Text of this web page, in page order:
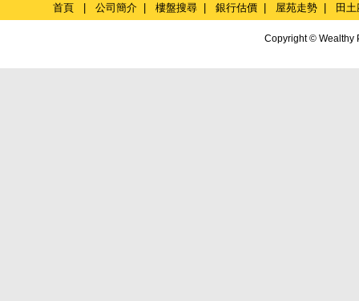
首頁 公司簡介 樓盤搜尋 銀行估價 屋苑走勢 田
Copyright © Wealthy